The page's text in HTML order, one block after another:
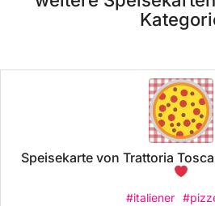
Speisekarte von Trattoria
#italiener